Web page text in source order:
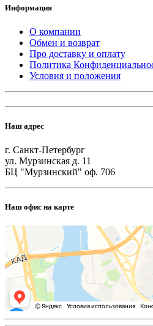
Информация
О компании
Обмен и возврат
Про доставку и оплату
Политика
Условия и положения
Наш адрес
г. Санкт-Петербург
ул. Мурзинская д. 11
БЦ "Мурзинский" оф. 706
Наш офис на карте